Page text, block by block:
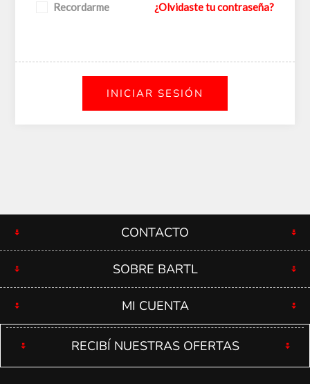
Recordarme ¿Olvidaste tu contraseña?
CONTACTO
SOBRE BARTL
MI CUENTA
RECIBÍ NUESTRAS OFERTAS